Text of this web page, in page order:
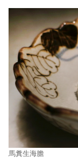
歷史區
關於Yilan
個人著作
活動實況記錄
媒體報導一覽
合作與代言
訂閱電子報
馬糞生海膽